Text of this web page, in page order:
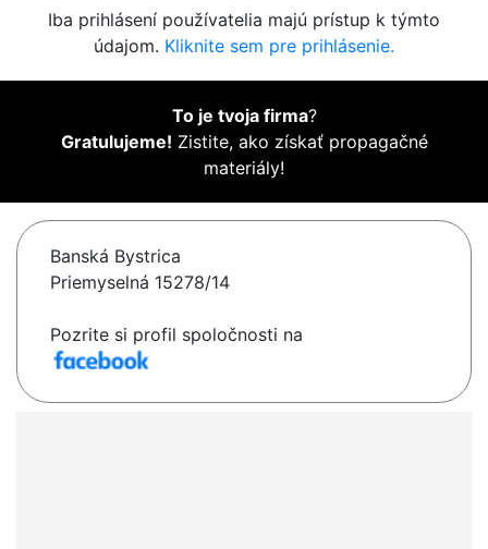
Iba prihlásení používatelia majú prístup k týmto
údajom. Kliknite sem pre prihlásenie.
To je tvoja firma?
Gratulujeme! Zistite, ako získať propagačné
materiály!
Banská Bystrica
Priemyselná 15278/14
Pozrite si profil spoločnosti na